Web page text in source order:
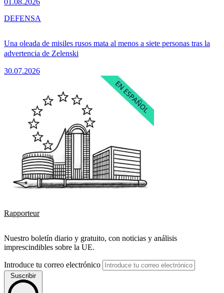
Una oleada de misiles rusos mata al menos a siete personas tras la
advertencia de Zelenski
30.07.2026
DEFENSA
Rapporteur
Nuestro boletín diario y gratuito, con noticias y análisis
imprescindibles sobre la UE.
Introduce tu correo electrónico
Suscribir